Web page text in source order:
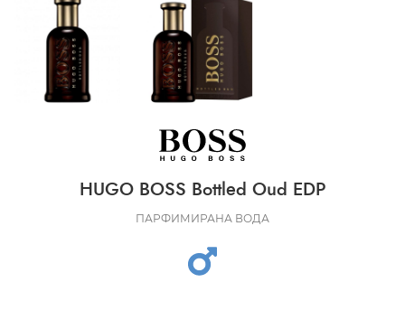
HUGO BOSS Bottled Oud EDP
ПАРФИМИРАНА ВОДА